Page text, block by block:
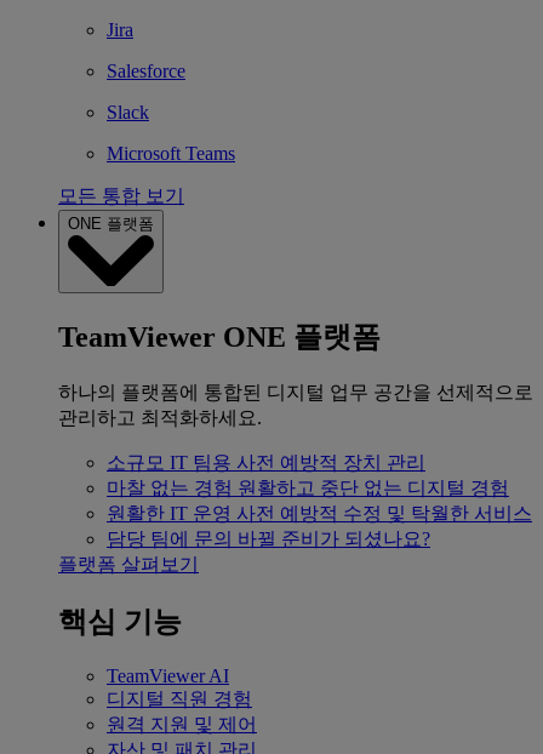
Jira
Salesforce
Slack
Microsoft Teams
모든 통합 보기
ONE 플랫폼
TeamViewer ONE 플랫폼
하나의 플랫폼에 통합된 디지털 업무 공간을 선제적으로
관리하고 최적화하세요.
소규모 IT 팀용 사전 예방적 장치 관리
마찰 없는 경험 원활하고 중단 없는 디지털 경험
원활한 IT 운영 사전 예방적 수정 및 탁월한 서비스
담당 팀에 문의 바뀔 준비가 되셨나요?
플랫폼 살펴보기
핵심 기능
TeamViewer AI
디지털 직원 경험
원격 지원 및 제어
자산 및 패치 관리